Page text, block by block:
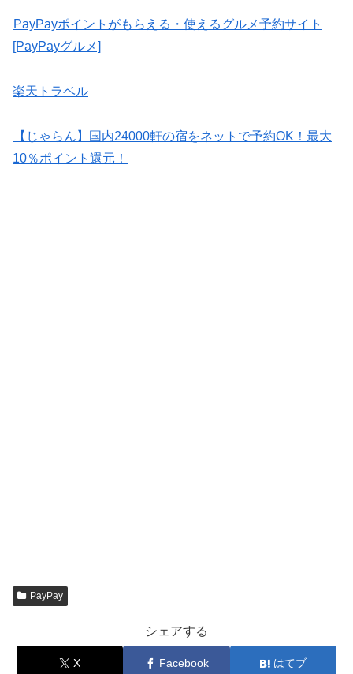
PayPayポイントがもらえる・使えるグルメ予約サイト
[PayPayグルメ]
楽天トラベル
【じゃらん】国内24000軒の宿をネットで予約OK！最大
10％ポイント還元！
PayPay
シェアする
X Facebook はてブ